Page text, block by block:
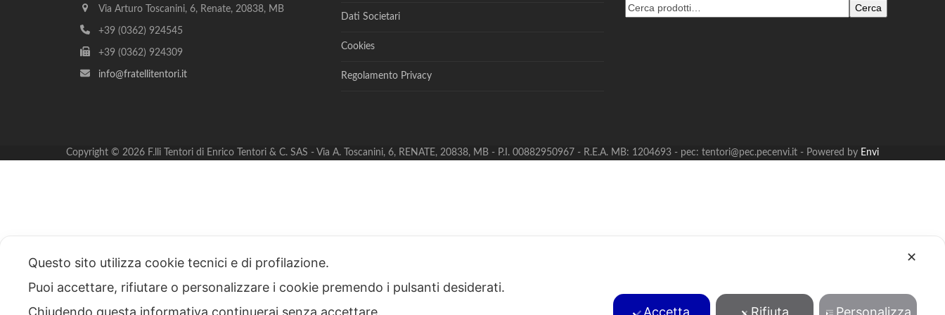
Via Arturo Toscanini, 6, Renate, 20838, MB
+39 (0362) 924545
+39 (0362) 924309
info@fratellitentori.it
Dati Societari
Cookies
Regolamento Privacy
Cerca
Copyright © 2026 F.lli Tentori di Enrico Tentori & C. SAS - Via A. Toscanini, 6, RENATE, 20838, MB - P.I. 00882950967 - R.E.A. MB: 1204693 - pec: tentori@pec.pecenvi.it - Powered by Envi
✕
Questo sito utilizza cookie tecnici e di profilazione.
Puoi accettare, rifiutare o personalizzare i cookie premendo i pulsanti desiderati.
Chiudendo questa informativa continuerai senza accettare.
Accetta Rifiuta Personalizza